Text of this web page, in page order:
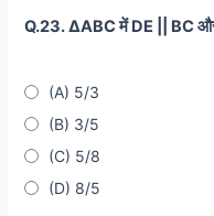
Q.23. ∆ABC में DE || BC
(A) 5/3
(B) 3/5
(C) 5/8
(D) 8/5